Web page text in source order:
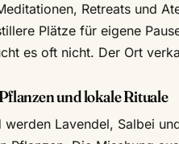
Retreats und
Plätze für eigene
es oft nicht. Der Ort
und lokale Rituale
werden Lavendel, Salbei